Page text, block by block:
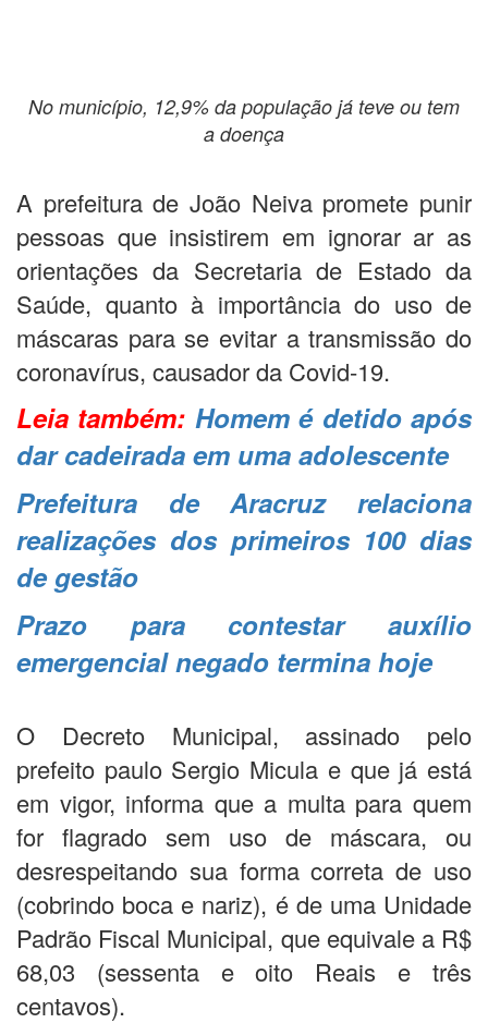
No município, 12,9% da população já teve ou tem
a doença
A prefeitura de João Neiva promete punir
pessoas que insistirem em ignorar ar as
orientações da Secretaria de Estado da
Saúde, quanto à importância do uso de
máscaras para se evitar a transmissão do
coronavírus, causador da Covid-19.
Leia também: Homem é detido após
dar cadeirada em uma adolescente
Prefeitura de Aracruz relaciona
realizações dos primeiros 100 dias
de gestão
Prazo para contestar auxílio
emergencial negado termina hoje
O Decreto Municipal, assinado pelo
prefeito paulo Sergio Micula e que já está
em vigor, informa que a multa para quem
for flagrado sem uso de máscara, ou
desrespeitando sua forma correta de uso
(cobrindo boca e nariz), é de uma Unidade
Padrão Fiscal Municipal, que equivale a R$
68,03 (sessenta e oito Reais e três
centavos).